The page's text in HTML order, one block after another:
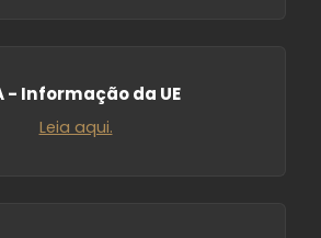
- Informação da UE
Leia aqui.